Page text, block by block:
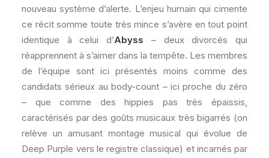
nouveau système d’alerte. L’enjeu humain qui cimente
ce récit somme toute très mince s’avère en tout point
identique à celui d’Abyss – deux divorcés qui
réapprennent à s’aimer dans la tempête. Les membres
de l’équipe sont ici présentés moins comme des
candidats sérieux au body-count – ici proche du zéro
– que comme des hippies pas très épaissis,
caractérisés par des goûts musicaux très bigarrés (on
relève un amusant montage musical qui évolue de
Deep Purple vers le registre classique) et incarnés par